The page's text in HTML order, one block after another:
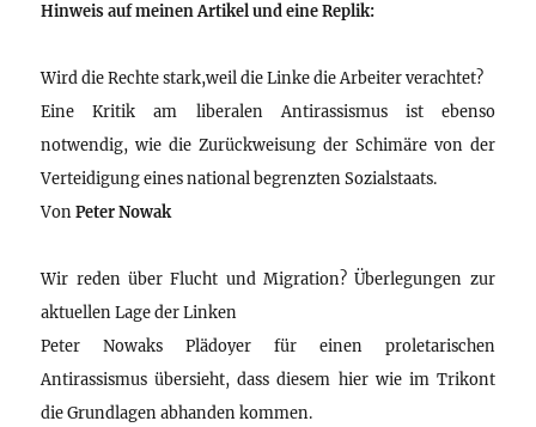
Hinweis auf meinen Artikel und eine Replik:
Wird die Rechte stark,weil die Linke die Arbeiter verachtet?
Eine Kritik am liberalen Antirassismus ist ebenso
notwendig, wie die Zurückweisung der Schimäre von der
Verteidigung eines national begrenzten Sozialstaats.
VonPeter Nowak
Wir reden über Flucht und Migration? Überlegungen zur
aktuellen Lage der Linken
Peter Nowaks Plädoyer für einen proletarischen
Antirassismus übersieht, dass diesem hier wie im Trikont
die Grundlagen abhanden kommen.